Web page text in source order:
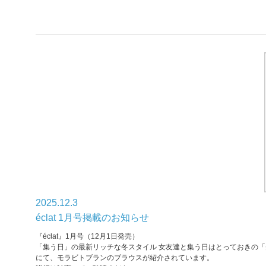
2025.12.3
éclat 1月号掲載のお知らせ
『éclat』1月号（12月1日発売）
「集う日」の最新リッチな冬スタイル 女友達と集う日はとっておきの
にて、モラビトブランのブラウスが紹介されています。